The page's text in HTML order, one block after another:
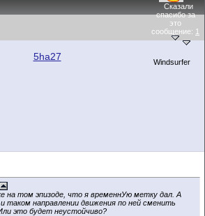
Сказали
спасибо за
это
сообщение: 1
5ha27 Windsurfer
на том эпизоде, что я временнУю метку дал. А
таком направлении движения по ней сменить
это будет неустойчиво?